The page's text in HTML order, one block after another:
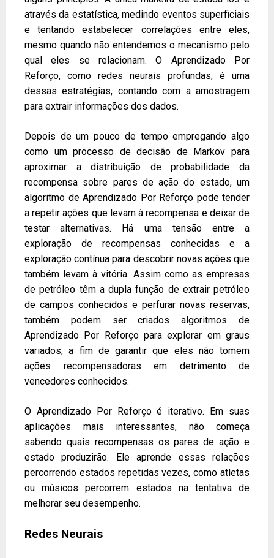
através da estatística, medindo eventos superficiais
e tentando estabelecer correlações entre eles,
mesmo quando não entendemos o mecanismo pelo
qual eles se relacionam. O Aprendizado Por
Reforço, como redes neurais profundas, é uma
dessas estratégias, contando com a amostragem
para extrair informações dos dados.
Depois de um pouco de tempo empregando algo
como um processo de decisão de Markov para
aproximar a distribuição de probabilidade da
recompensa sobre pares de ação do estado, um
algoritmo de Aprendizado Por Reforço pode tender
a repetir ações que levam à recompensa e deixar de
testar alternativas. Há uma tensão entre a
exploração de recompensas conhecidas e a
exploração contínua para descobrir novas ações que
também levam à vitória. Assim como as empresas
de petróleo têm a dupla função de extrair petróleo
de campos conhecidos e perfurar novas reservas,
também podem ser criados algoritmos de
Aprendizado Por Reforço para explorar em graus
variados, a fim de garantir que eles não tomem
ações recompensadoras em detrimento de
vencedores conhecidos.
O Aprendizado Por Reforço é iterativo. Em suas
aplicações mais interessantes, não começa
sabendo quais recompensas os pares de ação e
estado produzirão. Ele aprende essas relações
percorrendo estados repetidas vezes, como atletas
ou músicos percorrem estados na tentativa de
melhorar seu desempenho.
Redes Neurais